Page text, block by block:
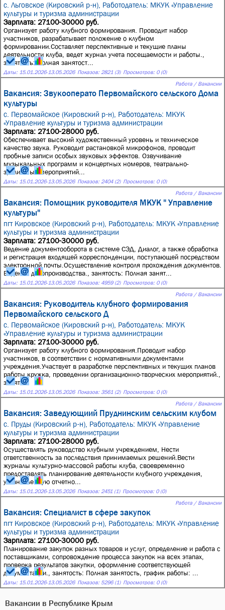
с. Льговское (Кировский р-н), Работодатель: МКУК «Управление
культуры и туризма администрации
Зарплата: 27100-30000 руб.
Организует работу клубного формирования. Проводит набор
участников, разрабатывает положение о клубном
формировании.Составляет перспективные и текущие планы
деятельности клуба, ведет журнал учета посещаемости и работы.,
занятость: Полная занятост...
Даты: 15.01.2026-13.05.2026 Показов: 2821 (3) Просмотров: 0 (0)
Работа / Вакансии
Вакансия: Звукооперато Первомайского сельского Дома
культуры
с. Первомайское (Кировский р-н), Работодатель: МКУК
«Управление культуры и туризма администрации
Зарплата: 27100-28000 руб.
Обеспечивает высокий художественный уровень и техническое
качество звука. Руководит растановкой микрофонов, проводит
пробные записи особых звуковых эффектов. Озвучивание
музыкальных программ и концертных номеров, театрально-
зрелищных мероприятий...
Даты: 15.01.2026-13.05.2026 Показов: 2404 (2) Просмотров: 0 (0)
Работа / Вакансии
Вакансия: Помощник руководителя МКУК " Управление
культуры"
пгт Кировское (Кировский р-н), Работодатель: МКУК «Управление
культуры и туризма администрации
Зарплата: 27100-30000 руб.
Ведение документооборота в системе СЭД, Диалог, а также обработка
и регистрация входящей корреспонденции, поступающей посредством
электронной почты.Осуществление контроля прохождения документов.
Ведение делопроизводства., занятость: Полная занят...
Даты: 15.01.2026-13.05.2026 Показов: 4959 (2) Просмотров: 0 (0)
Работа / Вакансии
Вакансия: Руководитель клубного формирования
Первомайского сельского Д
с. Первомайское (Кировский р-н), Работодатель: МКУК
«Управление культуры и туризма администрации
Зарплата: 27100-30000 руб.
Организует работу клубного формирования.Проводит набор
участников, в соответствии с нормативными документами
учреждения.Участвует в разработке перспективных и текущих планов
работы кружка, проведении организационно-творческих мероприятий.,
занят...
Даты: 15.01.2026-13.05.2026 Показов: 3561 (2) Просмотров: 0 (0)
Работа / Вакансии
Вакансия: Заведующиий Пруднинским сельским клубом
с. Пруды (Кировский р-н), Работодатель: МКУК «Управление
культуры и туризма администрации
Зарплата: 27100-28000 руб.
Осуществлять руководство клубным учреждением, Нести
ответственность за последствия принимаемых решений.Вести
журналы культурно-массовой работы клуба, своевременно
предоставлять планирование деятельности клубного учреждения,
установленную отчетно...
Даты: 15.01.2026-13.05.2026 Показов: 2451 (1) Просмотров: 0 (0)
Работа / Вакансии
Вакансия: Специалист в сфере закупок
пгт Кировское (Кировский р-н), Работодатель: МКУК «Управление
культуры и туризма администрации
Зарплата: 27100-30000 руб.
Планирование закупок разных товаров и услуг, определение и работа с
поставщиками, сопровождение процесса закупок на всех этапах,
проверка результатов закупки, оформление соответствующей
документации., занятость: Полная занятость, график работы: ...
Даты: 15.01.2026-13.05.2026 Показов: 5296 (1) Просмотров: 0 (0)
Вакансии в Республике Крым